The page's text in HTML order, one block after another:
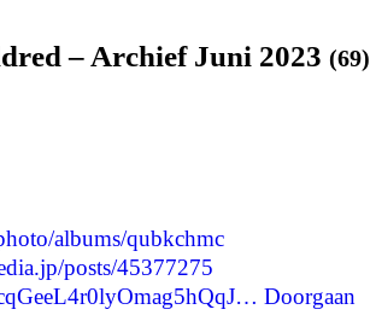
– Archief Juni 2023 (69)
albums/qubkchmc
posts/45377275
Doorgaan